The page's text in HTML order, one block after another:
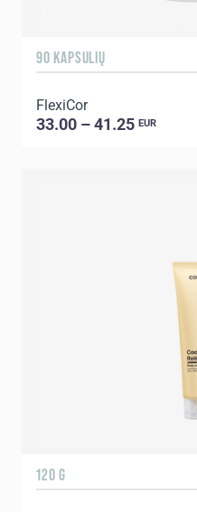
90 KAPSULIŲ
FlexiCor
33.00 – 41.25 EUR
120 G